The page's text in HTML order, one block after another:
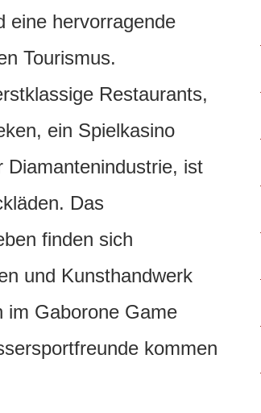
eine hervorragende
Tourismus.
Restaurants,
ein Spielkasino
ist
Das
finden sich
und Kunsthandwerk
im Gaborone Game
kommen